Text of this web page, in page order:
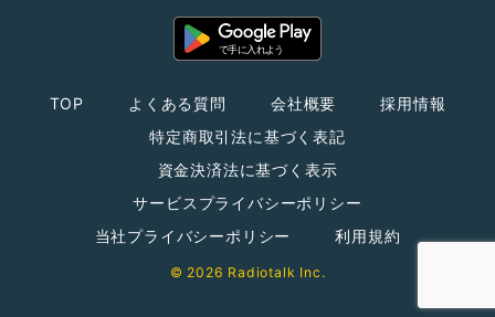
TOP よくある質問 会社概要
採用情報
特定商取引法に基づく表記
資金決済法に基づく表示
サービスプライバシーポリシー
当社プライバシーポリシー
利用規約
© 2026 Radiotalk Inc.